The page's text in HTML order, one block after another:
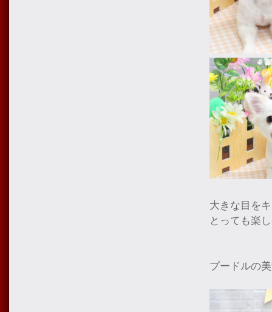
大きな目を
とっても楽
プードルの